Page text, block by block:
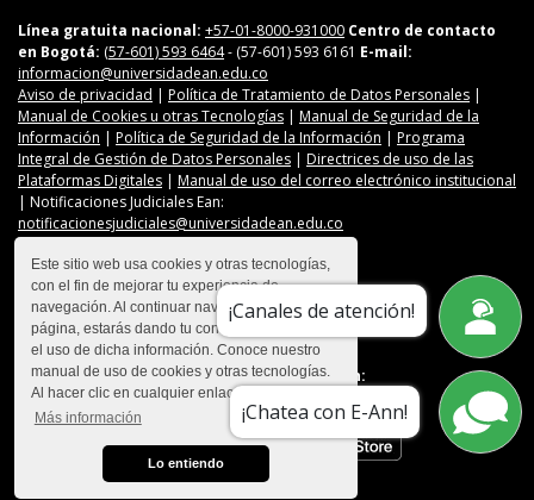
Este sitio web usa cookies y otras tecnologías,
con el fin de mejorar tu experiencia de
navegación. Al continuar navegando en esta
página, estarás dando tu consentimiento para
el uso de dicha información. Conoce nuestro
manual de uso de cookies y otras tecnologías.
Al hacer clic en cualquier enlace
Más información
Lo entiendo
¡Chatea con E-Ann!
¡Canales de atención!
Línea gratuita nacional: +57-01-8000-931000 Centro de contacto
en Bogotá: (57-601) 593 6464- (57-601) 593 6161 E-mail:
informacion@universidadean.edu.co
Aviso de privacidad | Política de Tratamiento de Datos Personales |
Manual de Cookies u otras Tecnologías | Manual de Seguridad de la
Información | Política de Seguridad de la Información | Programa
Integral de Gestión de Datos Personales | Directrices de uso de las
Plataformas Digitales | Manual de uso del correo electrónico institucional
| Notificaciones Judiciales Ean:
notificacionesjudiciales@universidadean.edu.co
Contáctanos
Menú Redes Sociales
Descarga nuestra app en: